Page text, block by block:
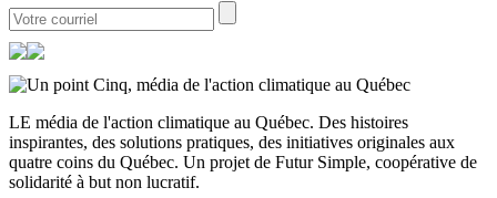
LE média de l'action climatique au Québec. Des histoires
inspirantes, des solutions pratiques, des initiatives originales aux
quatre coins du Québec. Un projet de Futur Simple, coopérative de
solidarité à but non lucratif.